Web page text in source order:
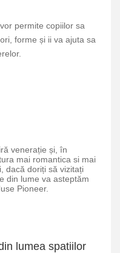
permite copiilor sa
forme și ii va ajuta sa
venerație și, în
mai romantica si mai
dacă doriți să vizitați
din lume va asteptăm
Pioneer.
lumea spatiilor